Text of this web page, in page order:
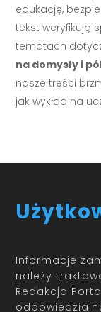
edukację,
tekst weryfikują
tematach
na domysły i
nasze treści
jak wykład na
Informacje
należy
Redakcja